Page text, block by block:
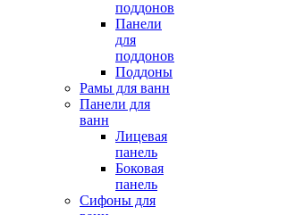
поддонов
Панели
для
поддонов
Поддоны
Рамы для ванн
Панели для
ванн
Лицевая
панель
Боковая
панель
Сифоны для